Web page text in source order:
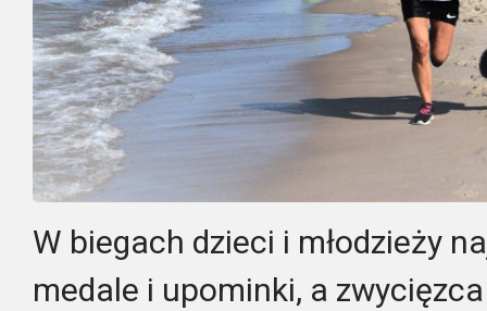
W biegach dzieci i młodzieży
medale i upominki, a